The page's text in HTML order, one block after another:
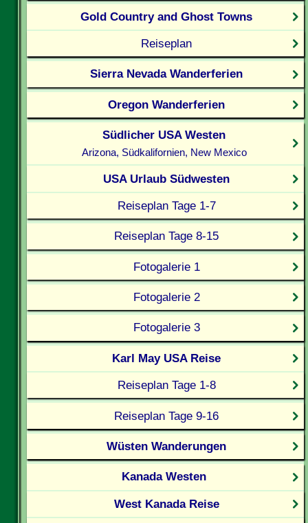
Gold Country and Ghost Towns
Reiseplan
Sierra Nevada Wanderferien
Oregon Wanderferien
Südlicher USA Westen
Arizona, Südkalifornien, New Mexico
USA Urlaub Südwesten
Reiseplan Tage 1-7
Reiseplan Tage 8-15
Fotogalerie 1
Fotogalerie 2
Fotogalerie 3
Karl May USA Reise
Reiseplan Tage 1-8
Reiseplan Tage 9-16
Wüsten Wanderungen
Kanada Westen
West Kanada Reise